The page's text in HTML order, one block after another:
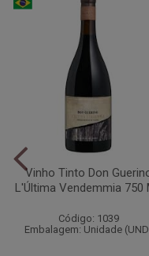
Vinho Tinto Don
L'Última Vendemmia 750
Código: 1039
Embalagem: Unidade